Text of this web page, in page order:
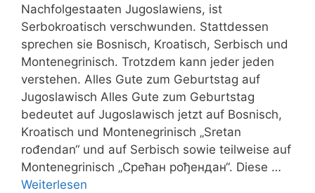
Nachfolgestaaten Jugoslawiens, ist
Serbokroatisch verschwunden. Stattdessen
sprechen sie Bosnisch, Kroatisch, Serbisch und
Montenegrinisch. Trotzdem kann jeder jeden
verstehen. Alles Gute zum Geburtstag auf
Jugoslawisch Alles Gute zum Geburtstag
bedeutet auf Jugoslawisch jetzt auf Bosnisch,
Kroatisch und Montenegrinisch „Sretan
rođendan“ und auf Serbisch sowie teilweise auf
Montenegrinisch „Срећан рођендан“. Diese …
Weiterlesen